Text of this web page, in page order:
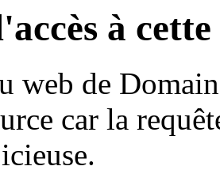
à
web de
car la